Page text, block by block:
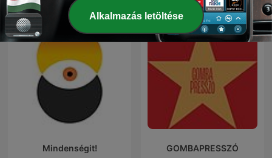
Mindenségit! GOMBAPRESSZÓ
Alkalmazás letöltése